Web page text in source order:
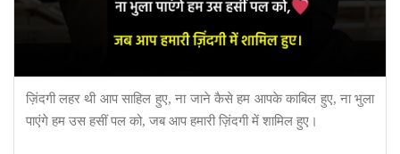
ज़िंदगी लहर थी आप साहिल हुए, ना जाने कैसे हम आपके काबिल हुए, ना भुला
पाएंगे हम उस हसीं पल को, जब आप हमारी ज़िंदगी में शामिल हुए।